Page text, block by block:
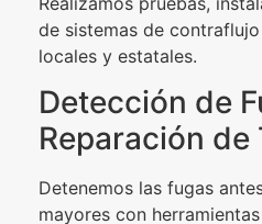
de sistemas de
locales y estatales.
Detección de
Reparación de
Detenemos las fugas
mayores con